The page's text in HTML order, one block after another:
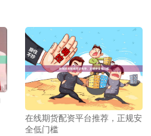
在线期货配资平台推荐，正规安
全低门槛